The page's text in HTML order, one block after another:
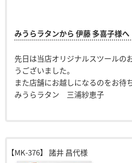
みうらラタンから 伊藤 多喜子様へ
先日は当店オリジナルスツールの
うございました。
また店舗にお越しになるのをお待
みうらラタン 三浦紗恵子
【MK-376】 諸井 昌代様